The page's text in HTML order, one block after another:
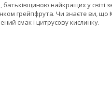
найкращих у світі
грейпфрута. Чи знаєте ви,
смак і цитрусову кислинку.